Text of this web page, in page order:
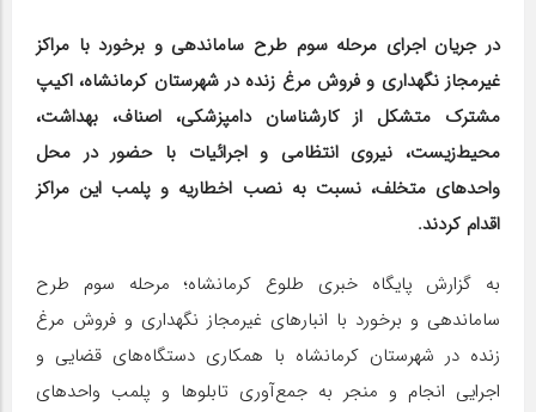
در جریان اجرای مرحله سوم طرح ساماندهی و برخورد با مراکز
غیرمجاز نگهداری و فروش مرغ زنده در شهرستان کرمانشاه، اکیپ
مشترک متشکل از کارشناسان دامپزشکی، اصناف، بهداشت،
محیط‌زیست، نیروی انتظامی و اجرائیات با حضور در محل
واحدهای متخلف، نسبت به نصب اخطاریه و پلمب این مراکز
اقدام کردند.
به گزارش پایگاه خبری طلوع کرمانشاه؛ مرحله سوم طرح
ساماندهی و برخورد با انبارهای غیرمجاز نگهداری و فروش مرغ
زنده در شهرستان کرمانشاه با همکاری دستگاه‌های قضایی و
اجرایی انجام و منجر به جمع‌آوری تابلوها و پلمب واحدهای